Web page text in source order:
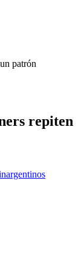
patrón
repiten
argentinos